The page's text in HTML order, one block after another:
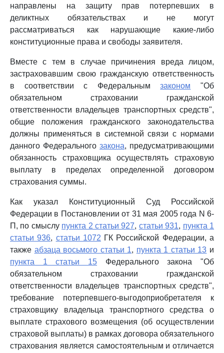
направлены на защиту прав потерпевших в
деликтных обязательствах и не могут
рассматриваться как нарушающие какие-либо
конституционные права и свободы заявителя.
Вместе с тем в случае причинения вреда лицом,
застраховавшим свою гражданскую ответственность
в соответствии с Федеральнымзаконом "Об
обязательном страховании гражданской
ответственности владельцев транспортных средств",
общие положения гражданского законодательства
должны применяться в системной связи с нормами
данного Федерального закона, предусматривающими
обязанность страховщика осуществлять страховую
выплату в пределах определенной договором
страхования суммы.
Как указал Конституционный Суд Российской
Федерации в Постановлении от 31 мая 2005 года N 6-
П, по смыслу пункта 2 статьи 927, статьи 931, пункта 1
статьи 936, статьи 1072 ГК Российской Федерации, а
также абзаца восьмого статьи 1, пункта 1 статьи 13 и
пункта 1 статьи 15 Федерального закона "Об
обязательном страховании гражданской
ответственности владельцев транспортных средств",
требование потерпевшего-выгодоприобретателя к
страховщику владельца транспортного средства о
выплате страхового возмещения (об осуществлении
страховой выплаты) в рамках договора обязательного
страхования является самостоятельным и отличается